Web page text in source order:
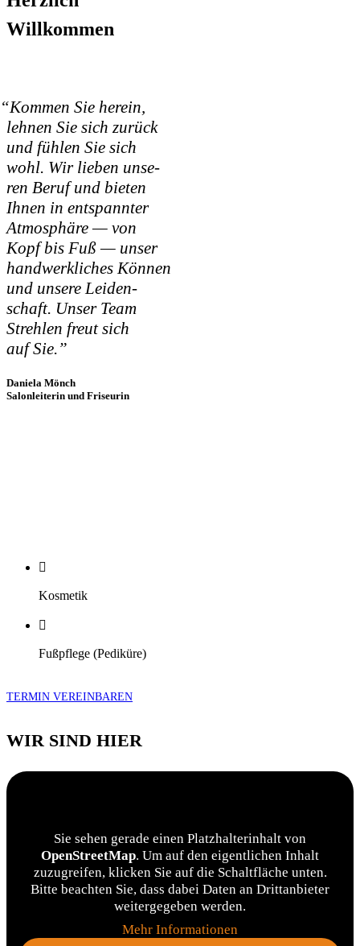
Willkommen
“Kom­men Sie her­ein,
leh­nen Sie sich zurück
und füh­len Sie sich
wohl. Wir lie­ben unse­
ren Beruf und bie­ten
Ihnen in ent­spann­ter
Atmo­sphä­re — von
Kopf bis Fuß — unser
hand­werk­li­ches Kön­nen
und unse­re Lei­den­
schaft. Unser Team
Streh­len freut sich
auf Sie.”
Daniela Mönch
Salonleiterin und Friseurin
Kos­me­tik
Fuß­pfle­ge (Pedi­kü­re)
TERMIN VEREINBAREN
WIR SIND HIER
Sie sehen gerade einen Platzhalterinhalt von
OpenStreetMap. Um auf den eigentlichen Inhalt
zuzugreifen, klicken Sie auf die Schaltfläche unten.
Bitte beachten Sie, dass dabei Daten an Drittanbieter
weitergegeben werden.
Mehr Informationen